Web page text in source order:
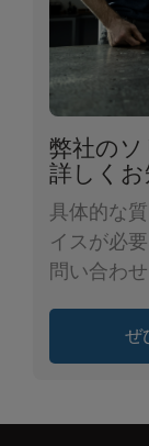
弊社の
詳しく
具体的な
イスが必
問い合わせ
ぜ